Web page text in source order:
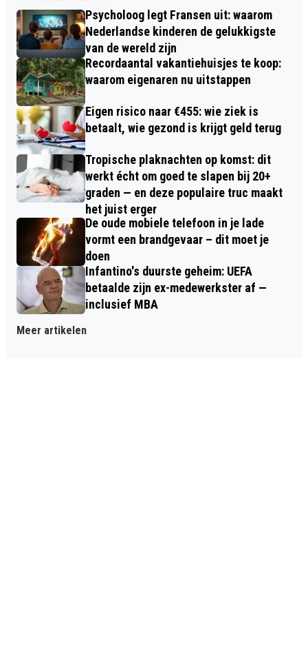
Psycholoog legt Fransen uit: waarom
Nederlandse kinderen de gelukkigste
van de wereld zijn
Recordaantal vakantiehuisjes te koop:
waarom eigenaren nu uitstappen
Eigen risico naar €455: wie ziek is
betaalt, wie gezond is krijgt geld terug
Tropische plaknachten op komst: dit
werkt écht om goed te slapen bij 20+
graden — en deze populaire truc maakt
het juist erger
De oude mobiele telefoon in je lade
vormt een brandgevaar – dit moet je
doen
Infantino's duurste geheim: UEFA
betaalde zijn ex-medewerkster af —
inclusief MBA
Meer artikelen